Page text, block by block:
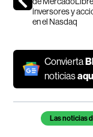
inversores y
en el Nasdaq
Convierta
noticias
Temas de este
Las noticias